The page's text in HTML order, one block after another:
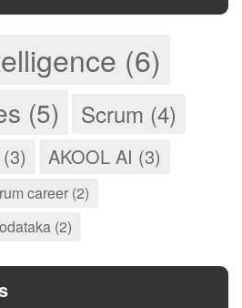
(6)
(5) Scrum (4)
AKOOL AI (3)
career (2)
(2)